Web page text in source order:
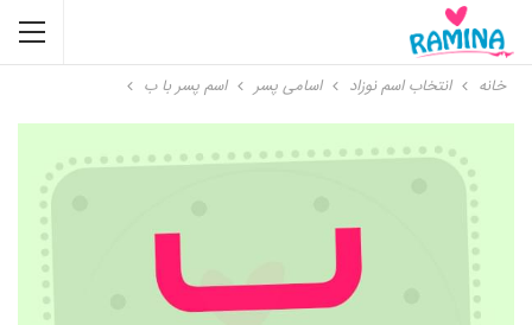
خانه انتخاب اسم نوزاد اسامی پسر اسم پسر با ب